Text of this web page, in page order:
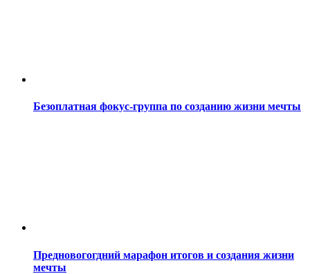
Безоплатная фокус-группа по созданию жизни мечты
Предновогогдний марафон итогов и создания жизни
мечты